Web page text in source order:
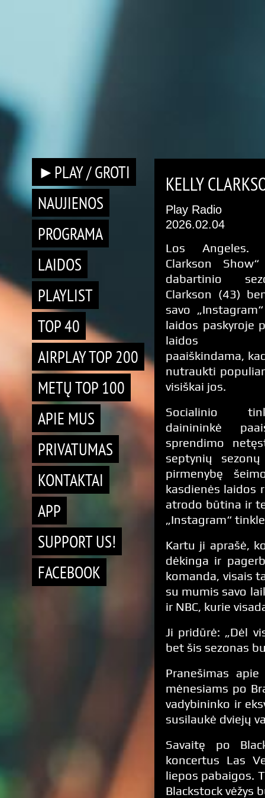
►PLAY / GROTI
NAUJIENOS
PROGRAMA
LAIDOS
PLAYLIST
TOP 40
AIRPLAY TOP 200
METŲ TOP 100
APIE MUS
PRIVATUMAS
KONTAKTAI
APP
SUPPORT US!
FACEBOOK
KELLY
Play Radio
2026.02.04
Los Angeles.
Clarkson
dabartinio
Clarkson (43)
savo
laidos paskyroje
laidos
paaiškindama,
nutraukti
visiškai jos.
Socialinio
dainininkė
sprendimo
septynių
pirmenybę
kasdienės laidos
atrodo būtina ir
„Instagram“
Kartu ji aprašė,
dėkinga ir
komanda, visais
su mumis savo
ir NBC, kurie
Ji pridūrė: „Dėl
bet šis sezonas
Pranešimas
mėnesiams po
vadybininko ir
susilaukė dviejų
Savaitę po
koncertus Las
liepos pabaigos.
Blackstock vėžys